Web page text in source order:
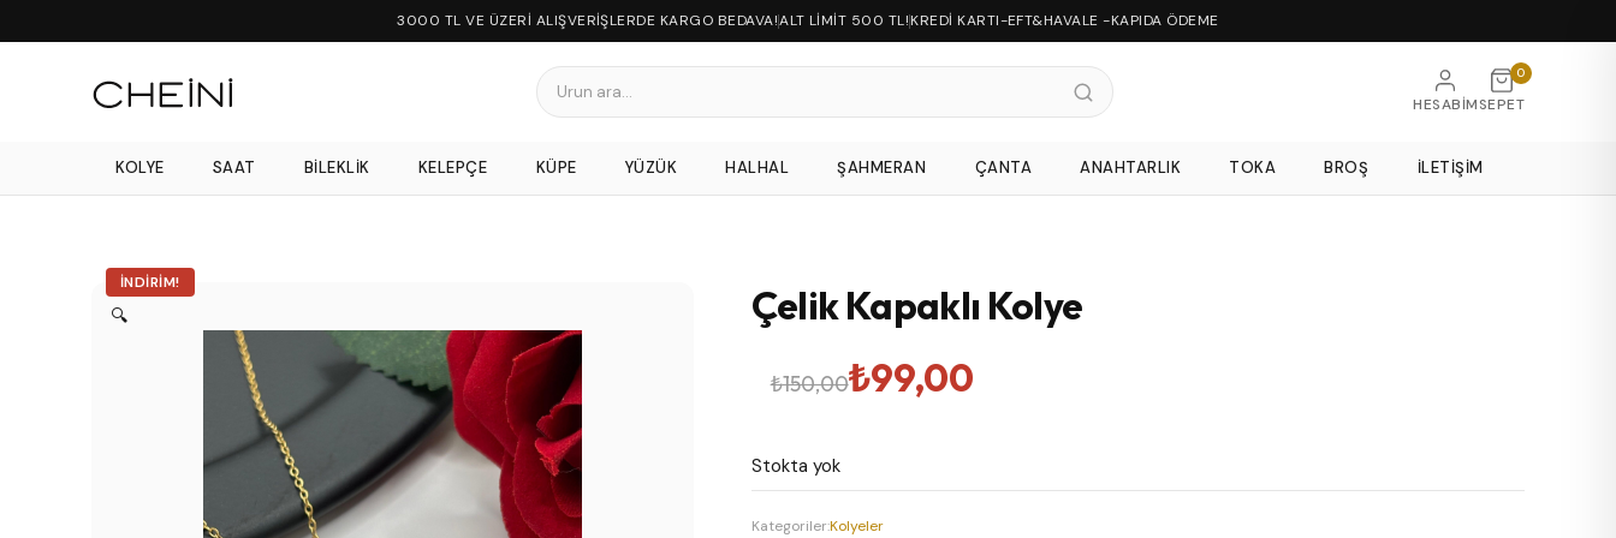
3000 TL VE ÜZERİ ALIŞVERİŞLERDE KARGO BEDAVA!ALT LİMİT 500 TL!KREDİ KARTI-EFT&HAVALE -KAPIDA ÖDEME
HESABIM
0
SEPET
KOLYE SAAT BILEKLIK KELEPÇE KÜPE YÜZÜK HALHAL ŞAHMERAN ÇANTA ANAHTARLIK TOKA BROŞ İLETIŞIM
İNDIRIM!
🔍 Çelik Kapaklı Kolye
₺150,00
Orijinal
₺150,00.
₺99,00
Şu
fiyat:
Stokta yok
Kategoriler:Kolyeler